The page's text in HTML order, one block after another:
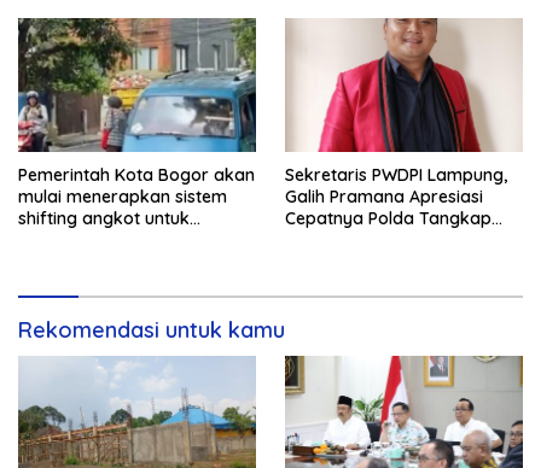
Pemerintah Kota Bogor akan
mulai menerapkan sistem
shifting angkot untuk
Sekretaris PWDPI Lampung,
Galih Pramana Apresiasi
Cepatnya Polda Tangkap
Rekomendasi untuk kamu